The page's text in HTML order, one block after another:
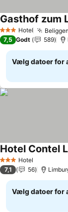
3 StjernerHotel
Gasthof zum
7,5 Godt 589
Vælg datoer for
3 StjernerHotel
Hotel Contel
7,1 56
Vælg datoer for